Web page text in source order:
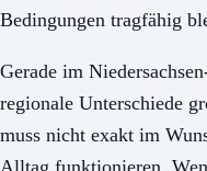
Bedingungen tragfähig
Gerade im
regionale Unterschiede
muss nicht exakt im
Alltag funktionieren.